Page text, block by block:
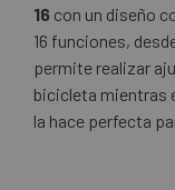
16 con un diseño
16 funciones,
permite realizar
bicicleta mientras
la hace perfecta